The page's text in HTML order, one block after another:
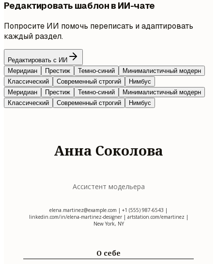
Редактировать шаблон в ИИ-чате
Попросите ИИ помочь переписать и адаптировать
каждый раздел.
Редактировать с ИИ
Меридиан
Престиж Темно-синий
Минималистичный модерн
Классический
Современный строгий
Нимбус
Меридиан
Престиж Темно-синий
Минималистичный модерн
Классический
Современный строгий Нимбус
Анна Соколова
Ассистент модельера
elena.martinez@example.com | +1 (555) 987-6543 |
linkedin.com/in/elena-martinez-designer | artstation.com/emartinez |
New York, NY
О себе